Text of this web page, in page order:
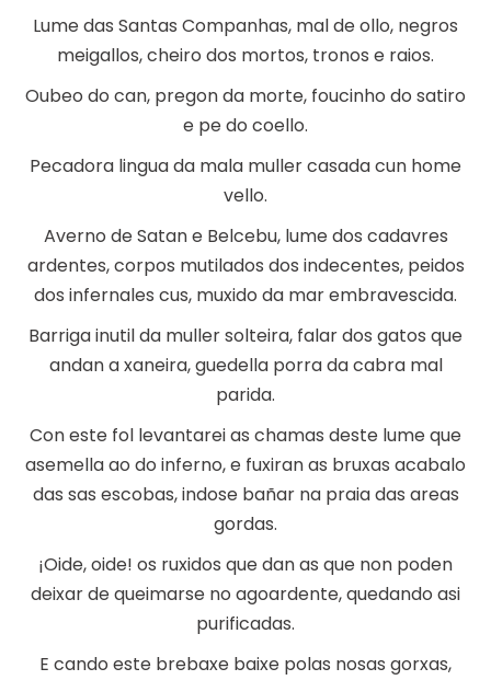
Lume das Santas Companhas, mal de ollo, negros
meigallos, cheiro dos mortos, tronos e raios.
Oubeo do can, pregon da morte, foucinho do satiro
e pe do coello.
Pecadora lingua da mala muller casada cun home
vello.
Averno de Satan e Belcebu, lume dos cadavres
ardentes, corpos mutilados dos indecentes, peidos
dos infernales cus, muxido da mar embravescida.
Barriga inutil da muller solteira, falar dos gatos que
andan a xaneira, guedella porra da cabra mal
parida.
Con este fol levantarei as chamas deste lume que
asemella ao do inferno, e fuxiran as bruxas acabalo
das sas escobas, indose bañar na praia das areas
gordas.
¡Oide, oide! os ruxidos que dan as que non poden
deixar de queimarse no agoardente, quedando asi
purificadas.
E cando este brebaxe baixe polas nosas gorxas,